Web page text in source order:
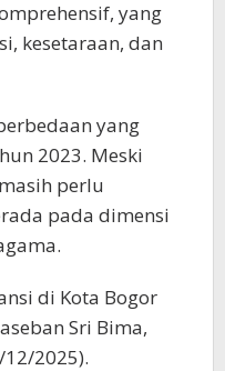
yang
kesetaraan, dan
yang
2023. Meski
perlu
pada dimensi
di Kota Bogor
Sri Bima,
12/2025).